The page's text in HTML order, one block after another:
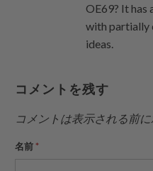
OE69? It has
with partially
ideas.
コメントを残す
コメントは表示される前に
名前 *